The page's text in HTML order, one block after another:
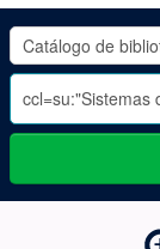
OLADE
-